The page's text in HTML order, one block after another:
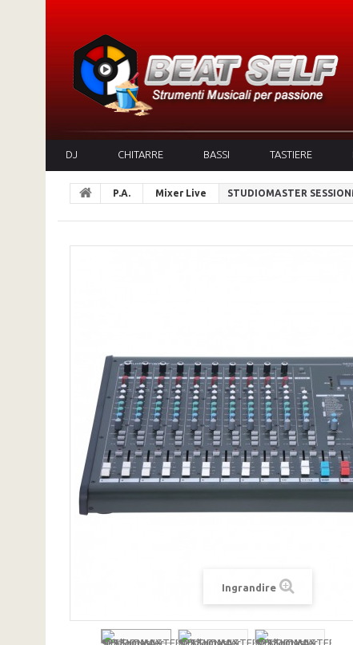
DJ CHITARRE BASSI TASTIERE
P.A. Mixer Live STUDIOMASTER
Ingrandire